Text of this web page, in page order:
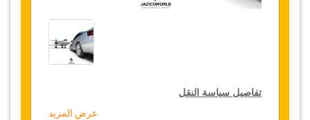
تفاصيل سياسة النقل
عرض المزيد